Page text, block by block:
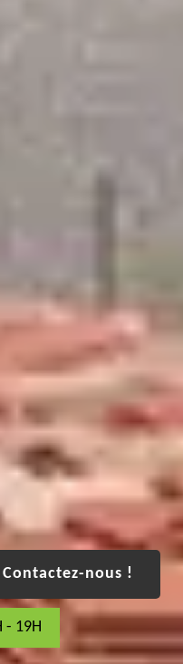
Contactez-nous !
- 19H